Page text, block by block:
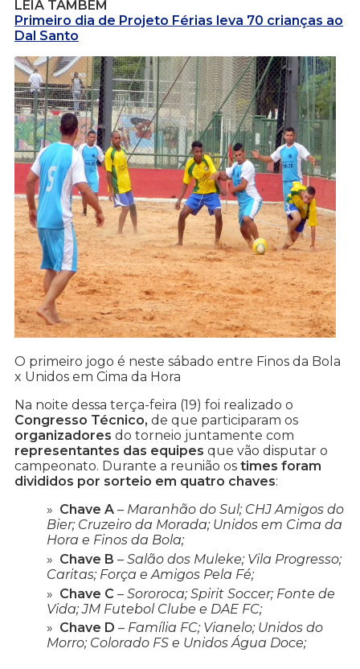
LEIA TAMBÉM
Primeiro dia de Projeto Férias leva 70 crianças ao
Dal Santo
O primeiro jogo é neste sábado entre Finos da Bola
x Unidos em Cima da Hora
Na noite dessa terça-feira (19) foi realizado o
Congresso Técnico, de que participaram os
organizadores do torneio juntamente com
representantes das equipes que vão disputar o
campeonato. Durante a reunião os times foram
divididos por sorteio em quatro chaves:
Chave A – Maranhão do Sul; CHJ Amigos do
Bier; Cruzeiro da Morada; Unidos em Cima da
Hora e Finos da Bola;
Chave B – Salão dos Muleke; Vila Progresso;
Caritas; Força e Amigos Pela Fé;
Chave C – Sororoca; Spirit Soccer; Fonte de
Vida; JM Futebol Clube e DAE FC;
Chave D – Família FC; Vianelo; Unidos do
Morro; Colorado FS e Unidos Água Doce;